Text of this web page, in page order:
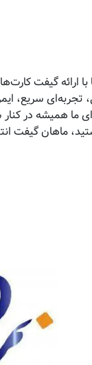
ارائه گیفت
تجربه‌ای سریع،
ما همیشه در
ماهان گیفت